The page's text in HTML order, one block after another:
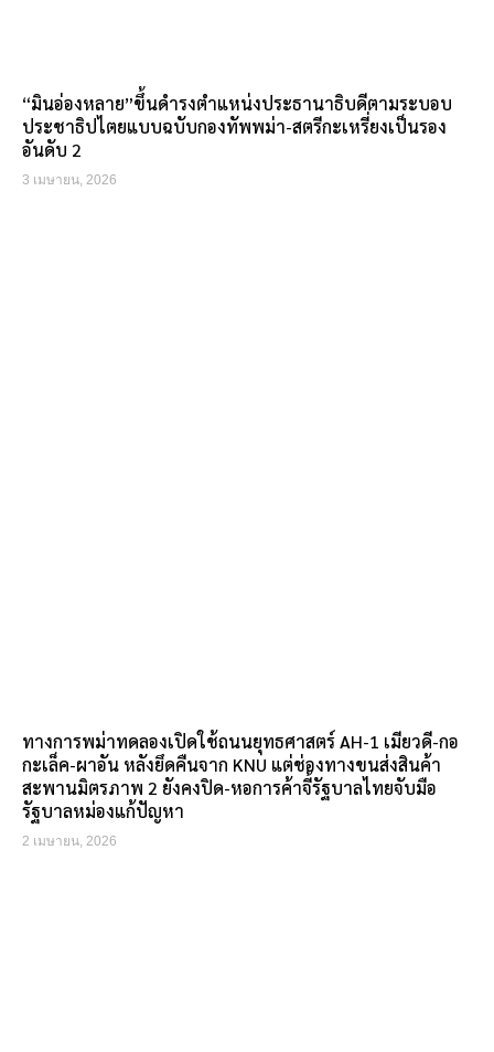
“มินอ่องหลาย”ขึ้นดำรงตำแหน่งประธานาธิบดีตามระบอบ
ประชาธิปไตยแบบฉบับกองทัพพม่า-สตรีกะเหรี่ยงเป็นรอง
อันดับ 2
3 เมษายน, 2026
ทางการพม่าทดลองเปิดใช้ถนนยุทธศาสตร์ AH-1 เมียวดี-กอ
กะเล็ค-ผาอัน หลังยึดคืนจาก KNU แต่ช่องทางขนส่งสินค้า
สะพานมิตรภาพ 2 ยังคงปิด-หอการค้าจี้รัฐบาลไทยจับมือ
รัฐบาลหม่องแก้ปัญหา
2 เมษายน, 2026